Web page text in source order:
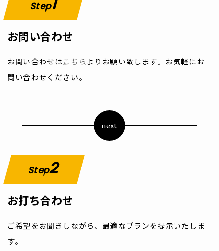
Step1
お問い合わせ
お問い合わせは こちら よりお願い致します。お気軽にお
問い合わせください。
next
Step2
お打ち合わせ
ご希望をお聞きしながら、最適なプランを提示いたしま
す。